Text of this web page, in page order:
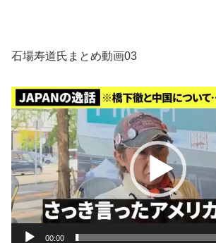
石場寿道氏まとめ動画03
画
プ
レ
ー
ヤ
ー
00:00